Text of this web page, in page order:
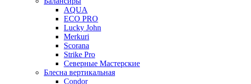
AQUA
ECO PRO
Lucky John
Merkuri
Scorana
Strike Pro
Северные Мастерские
Блесна вертикальная
Condor